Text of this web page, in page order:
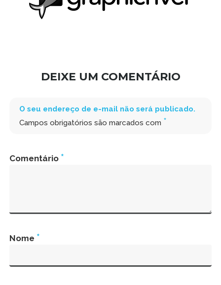
DEIXE UM COMENTÁRIO
O seu endereço de e-mail não será publicado.
Campos obrigatórios são marcados com *
Comentário *
Nome *